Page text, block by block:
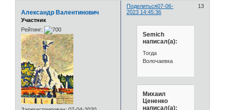
Поделиться 13
07-06-
2023 14:45:36
Александр Валентинович
Участник
Рейтинг:
Semich
написал(а):
Тогда
Волочаевка
Михаил
Цененко
написал(а):